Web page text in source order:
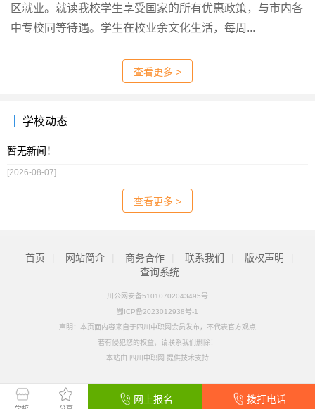
网上报名 拨打电话
区就业。就读我校学生享受国家的所有优惠政策，与市内各
中专校同等待遇。学生在校业余文化生活，每周...
查看更多 >
学校动态
暂无新闻！
[2026-08-07]
查看更多 >
首页 网站简介 商务合作 联系我们 版权声明
查询系统
川公网安备51010702043495号
蜀ICP备2023012938号-1
声明：本页面内容来自于四川中职网会员发布，不代表官方观点
若有侵犯您的权益，请联系我们删除！
本站由 四川中职网 提供技术支持